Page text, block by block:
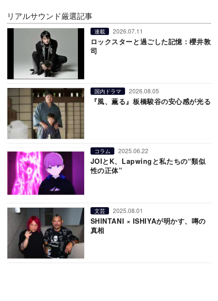
リアルサウンド厳選記事
連載 2026.07.11
ロックスターと過ごした記憶：櫻井敦
司
国内ドラマ 2026.08.05
『風、薫る』板橋駿谷の安心感が光る
コラム 2025.06.22
JOIとK、Lapwingと私たちの“類似
性の正体”
文芸 2025.08.01
SHINTANI × ISHIYAが明かす、噂の
真相